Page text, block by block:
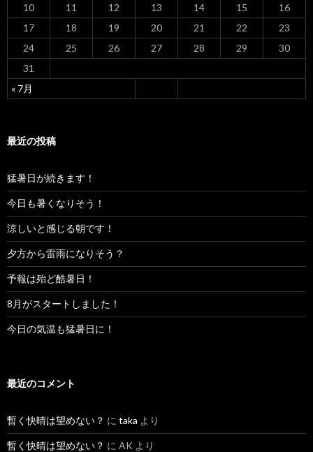
« 7月
10
11 12 13 14 15
16
17
18 19 20 21 22
23
24
25 26 27 28 29
30
31
最近の投稿
猛暑日が続きます！
今日も暑くなりそう！
涼しいと感じる朝です！
夕方から雷雨になりそう？
予報は殆ど酷暑日！
8月がスタートしました！
今日の気温も猛暑日に！
最近のコメント
暫く快晴は望めない？ に taka より
暫く快晴は望めない？ に AK より